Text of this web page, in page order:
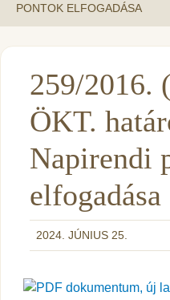
PONTOK ELFOGADÁSA
259/2016.
ÖKT.
Napirendi
elfogadása
2024. JÚNIUS 25.